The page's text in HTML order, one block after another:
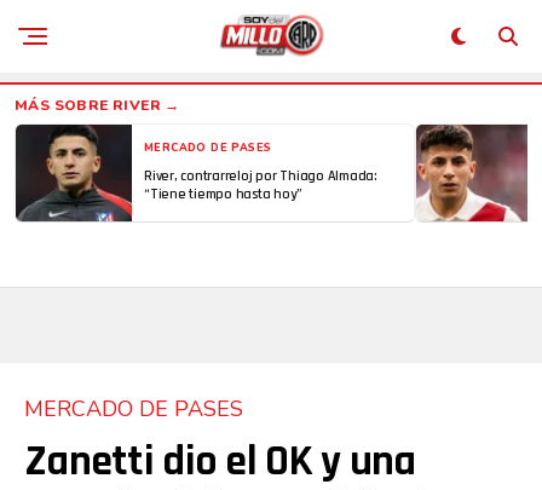
MERCADO DE PASES
River, contrarreloj por Thiago Almada:
“Tiene tiempo hasta hoy”
MERCADO DE PASES
Zanetti dio el OK y una